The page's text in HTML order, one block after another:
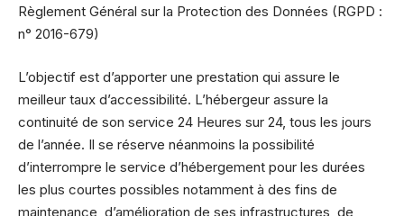
Règlement Général sur la Protection des Données (RGPD :
n° 2016-679)
L’objectif est d’apporter une prestation qui assure le
meilleur taux d’accessibilité. L’hébergeur assure la
continuité de son service 24 Heures sur 24, tous les jours
de l’année. Il se réserve néanmoins la possibilité
d’interrompre le service d’hébergement pour les durées
les plus courtes possibles notamment à des fins de
maintenance, d’amélioration de ses infrastructures, de